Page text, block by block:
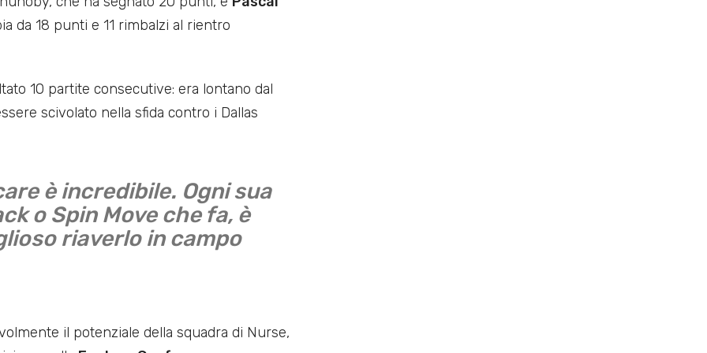
da 18 punti e 11 rimbalzi al rientro
10 partite consecutive: era lontano dal
scivolato nella sfida contro i Dallas
è incredibile. Ogni sua
o Spin Move che fa, è
riaverlo in campo
il potenziale della squadra di Nurse,